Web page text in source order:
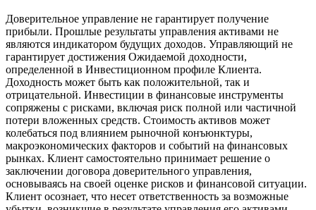
Доверительное управление не гарантирует получение
прибыли. Прошлые результаты управления активами не
являются индикатором будущих доходов. Управляющий не
гарантирует достижения Ожидаемой доходности,
определенной в Инвестиционном профиле Клиента.
Доходность может быть как положительной, так и
отрицательной. Инвестиции в финансовые инструменты
сопряжены с рисками, включая риск полной или частичной
потери вложенных средств. Стоимость активов может
колебаться под влиянием рыночной конъюнктуры,
макроэкономических факторов и событий на финансовых
рынках. Клиент самостоятельно принимает решение о
заключении договора доверительного управления,
основываясь на своей оценке рисков и финансовой ситуации.
Клиент осознает, что несет ответственность за возможные